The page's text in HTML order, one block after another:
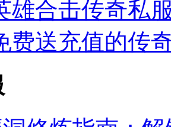
雄合击传奇私
费送充值的传